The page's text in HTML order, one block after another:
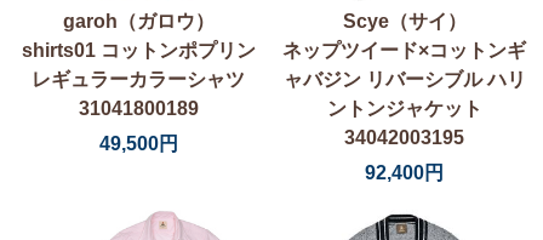
garoh（ガロウ）
shirts01 コットンポプリン
レギュラーカラーシャツ
31041800189
49,500円
Scye（サイ）
ネップツイード×コットンギ
ャバジン リバーシブル ハリ
ントンジャケット
34042003195
92,400円